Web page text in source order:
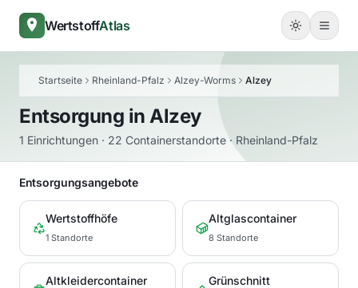
WertstoffAtlas
Startseite Rheinland-Pfalz Alzey-Worms Alzey
Entsorgung inAlzey
1 Einrichtungen · 22 Containerstandorte · Rheinland-Pfalz
Entsorgungsangebote
Wertstoffhöfe
1 Standorte
Altglascontainer
8 Standorte
Altkleidercontainer Grünschnitt